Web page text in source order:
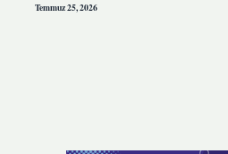
Temmuz 25, 2026